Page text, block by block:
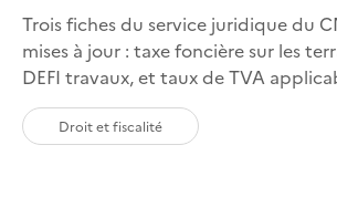
Trois fiches du service juridique du
mises à jour : taxe foncière sur les
DEFI travaux, et taux de TVA
Droit et fiscalité